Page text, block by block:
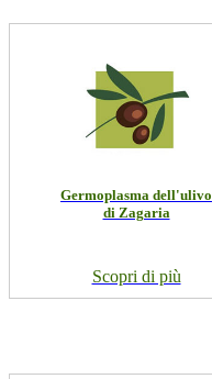
Germoplasma dell'ulivo
di Zagaria
Scopri di più